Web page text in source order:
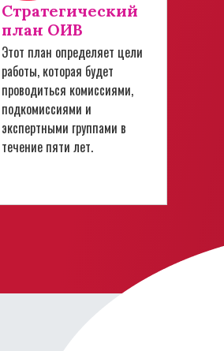
Стратегический
план ОИВ
Этот план определяет цели
работы, которая будет
проводиться комиссиями,
подкомиссиями и
экспертными группами в
течение пяти лет.